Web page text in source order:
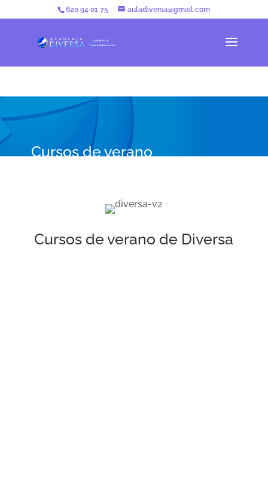
620 94 01 75 auladiversa@gmail.com
Cursos de verano
Cursos de verano de Diversa